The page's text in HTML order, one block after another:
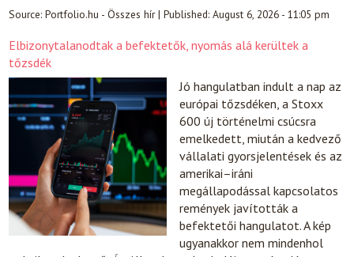
Source:Portfolio.hu - Összes hír|Published:August 6, 2026 - 11:05 pm
Elbizonytalanodtak a befektetők, nyomás alá kerültek a
tőzsdék
Jó hangulatban indult a nap az
európai tőzsdéken, a Stoxx
600 új történelmi csúcsra
emelkedett, miután a kedvező
vállalati gyorsjelentések és az
amerikai–iráni
megállapodással kapcsolatos
remények javították a
befektetői hangulatot. A kép
ugyanakkor nem mindenhol